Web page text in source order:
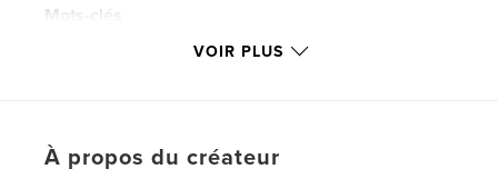
Mots-clés
cyril perregaux
VOIR PLUS
À propos du créateur